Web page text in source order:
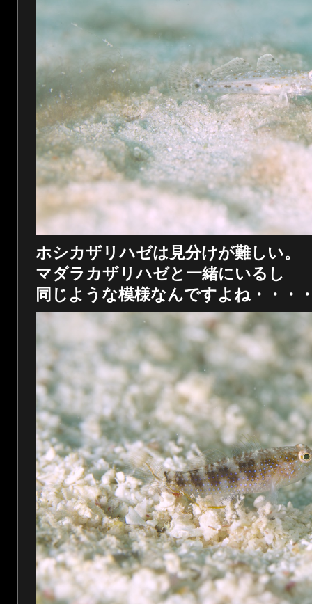
ホシカザリハゼは見分けが難しい。
マダラカザリハゼと一緒にいるし
同じような模様なんですよね・・・